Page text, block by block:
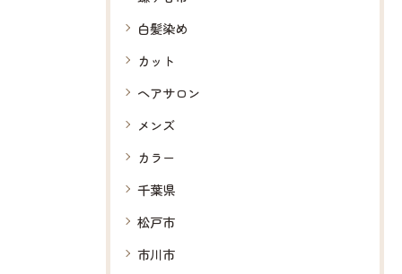
白髪染め
カット
ヘアサロン
メンズ
カラー
千葉県
松戸市
市川市